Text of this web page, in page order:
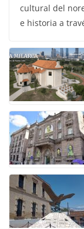
cultural del
e historia a